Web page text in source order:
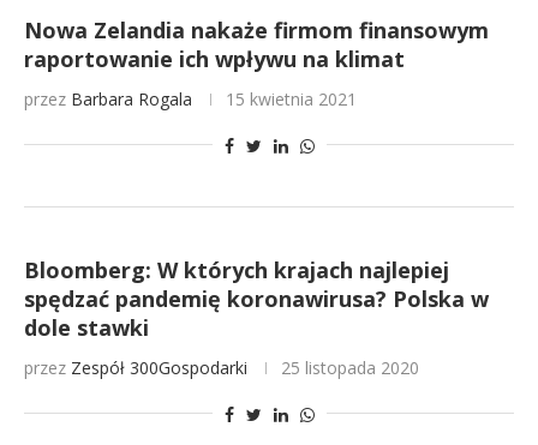
Nowa Zelandia nakaże firmom finansowym
raportowanie ich wpływu na klimat
przez Barbara Rogala 15 kwietnia 2021
Bloomberg: W których krajach najlepiej
spędzać pandemię koronawirusa? Polska w
dole stawki
przez Zespół 300Gospodarki 25 listopada 2020